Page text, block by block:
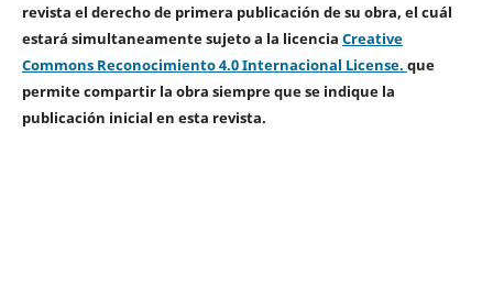
revista el derecho de primera publicación de su obra, el cuál
estará simultaneamente sujeto a la licencia Creative
Commons Reconocimiento 4.0 Internacional License. que
permite compartir la obra siempre que se indique la
publicación inicial en esta revista.